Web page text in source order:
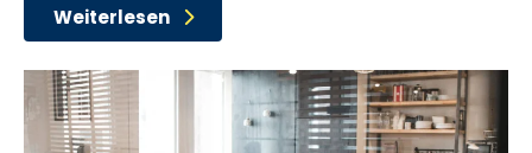
Weiterlesen